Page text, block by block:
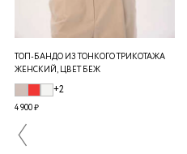
ТОП-БАНДО ИЗ ТОНКОГО ТРИКОТАЖА
ЖЕНСКИЙ, ЦВЕТ БЕЖ
+2
4 900 ₽